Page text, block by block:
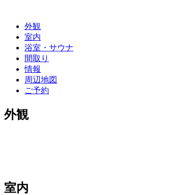
外観
室内
浴室・サウナ
間取り
情報
周辺地図
ご予約
外観
室内